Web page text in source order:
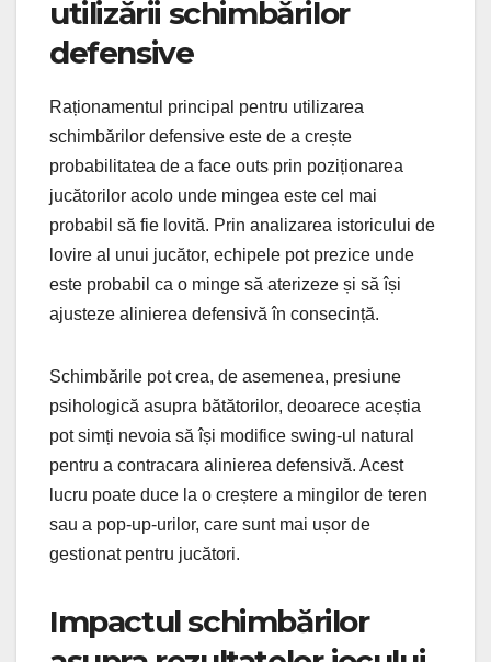
utilizării schimbărilor
defensive
Raționamentul principal pentru utilizarea
schimbărilor defensive este de a crește
probabilitatea de a face outs prin poziționarea
jucătorilor acolo unde mingea este cel mai
probabil să fie lovită. Prin analizarea istoricului de
lovire al unui jucător, echipele pot prezice unde
este probabil ca o minge să aterizeze și să își
ajusteze alinierea defensivă în consecință.
Schimbările pot crea, de asemenea, presiune
psihologică asupra bătătorilor, deoarece aceștia
pot simți nevoia să își modifice swing-ul natural
pentru a contracara alinierea defensivă. Acest
lucru poate duce la o creștere a mingilor de teren
sau a pop-up-urilor, care sunt mai ușor de
gestionat pentru jucători.
Impactul schimbărilor